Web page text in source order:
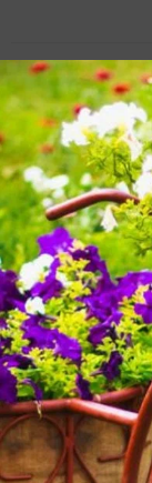
Ваш E-mail:
Или через:
добавить